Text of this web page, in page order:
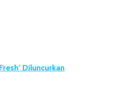
Diluncurkan